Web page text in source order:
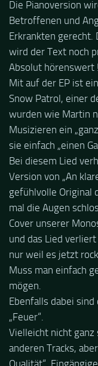
Die Pianoversion
Betroffenen und
Erkrankten gerecht.
wird der Text noch
Absolut hörenswert
Mit auf der EP ist
Snow Patrol, einer
wurden wie Martin
Musizieren ein
sie einfach „einen
Bei diesem Lied
Version von „An
gefühlvolle Original
mal die Augen
Cover unserer
und das Lied
nur weil es jetzt
Muss man einfach
mögen.
Ebenfalls dabei sind
„Feuer“.
Vielleicht nicht
anderen Tracks,